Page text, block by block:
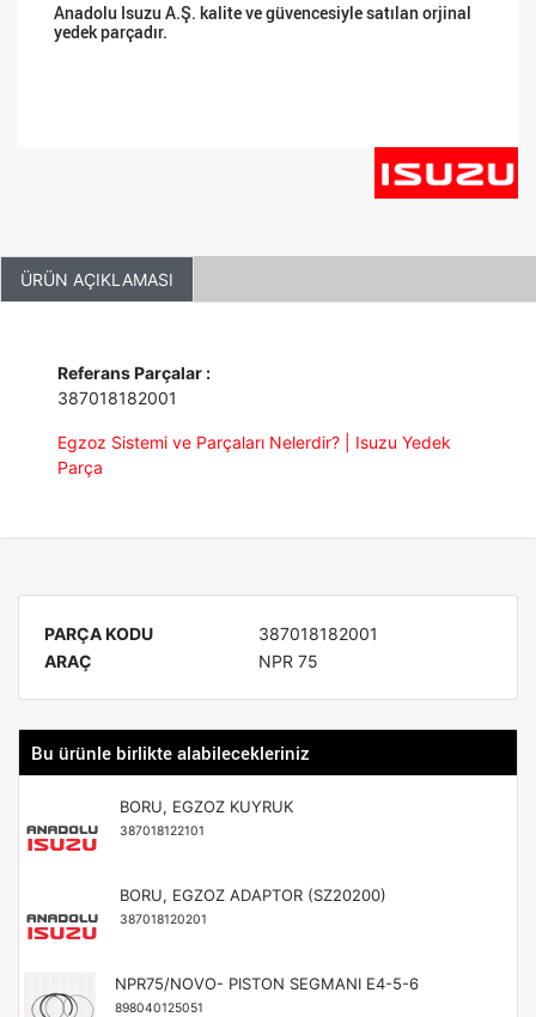
Anadolu Isuzu A.Ş. kalite ve güvencesiyle satılan orjinal
yedek parçadır.
ÜRÜN AÇIKLAMASI
Referans Parçalar :
387018182001
Egzoz Sistemi ve Parçaları Nelerdir? | Isuzu Yedek
Parça
PARÇA KODU
387018182001
ARAÇ
NPR 75
Bu ürünle birlikte alabilecekleriniz
BORU, EGZOZ KUYRUK
387018122101
BORU, EGZOZ ADAPTOR (SZ20200)
387018120201
NPR75/NOVO- PISTON SEGMANI E4-5-6
898040125051